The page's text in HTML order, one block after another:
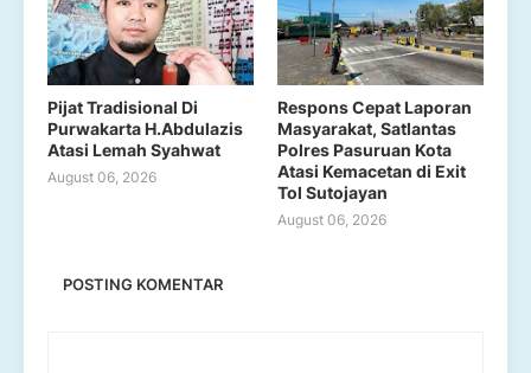
Pijat Tradisional Di
Purwakarta H.Abdulazis
Atasi Lemah Syahwat
August 06, 2026
Respons Cepat Laporan
Masyarakat, Satlantas
Polres Pasuruan Kota
Atasi Kemacetan di Exit
Tol Sutojayan
August 06, 2026
POSTING KOMENTAR